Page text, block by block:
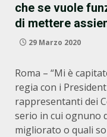
che se vuole
di mettere
29 Marzo 2020
Roma – “Mi è
regia con i
rappresentanti dei
serio in cui ognuno
migliorato o quali